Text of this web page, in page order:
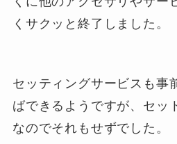
くサクッと終了しました。
セッティングサービスも事
ばできるようですが、セッ
なのでそれもせずでした。